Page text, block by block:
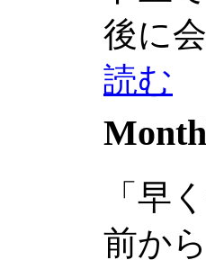
後に
読む
「早
前か